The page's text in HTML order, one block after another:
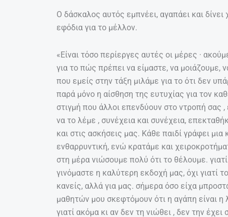
Ο δάσκαλος αυτός εμπνέει, αγαπάει και
εφόδια για το μέλλον.
«Είναι τόσο περίεργες αυτές οι μέρες ·
για το πώς πρέπει να είμαστε, να μοιάζουμε,
που εμείς στην τάξη μιλάμε για το ότι δεν
παρά μόνο η αίσθηση της ευτυχίας για τον
στιγμή που άλλοι επενδύουν στο ντροπή σας
να το λέμε , συνέχεια και συνέχεια,
και στις ασκήσεις μας. Κάθε παιδί γράφει
ενθαρρυντική, ενώ κρατάμε και
στη μέρα νιώσουμε πολύ ότι το θέλουμε.
γινόμαστε η καλύτερη εκδοχή μας, όχι
κανείς, αλλά για μας. σήμερα όσο είχα
μαθητών μου σκεφτόμουν ότι η αγάπη είναι η
γιατί ακόμα κι αν δεν τη νιώθει , δεν την